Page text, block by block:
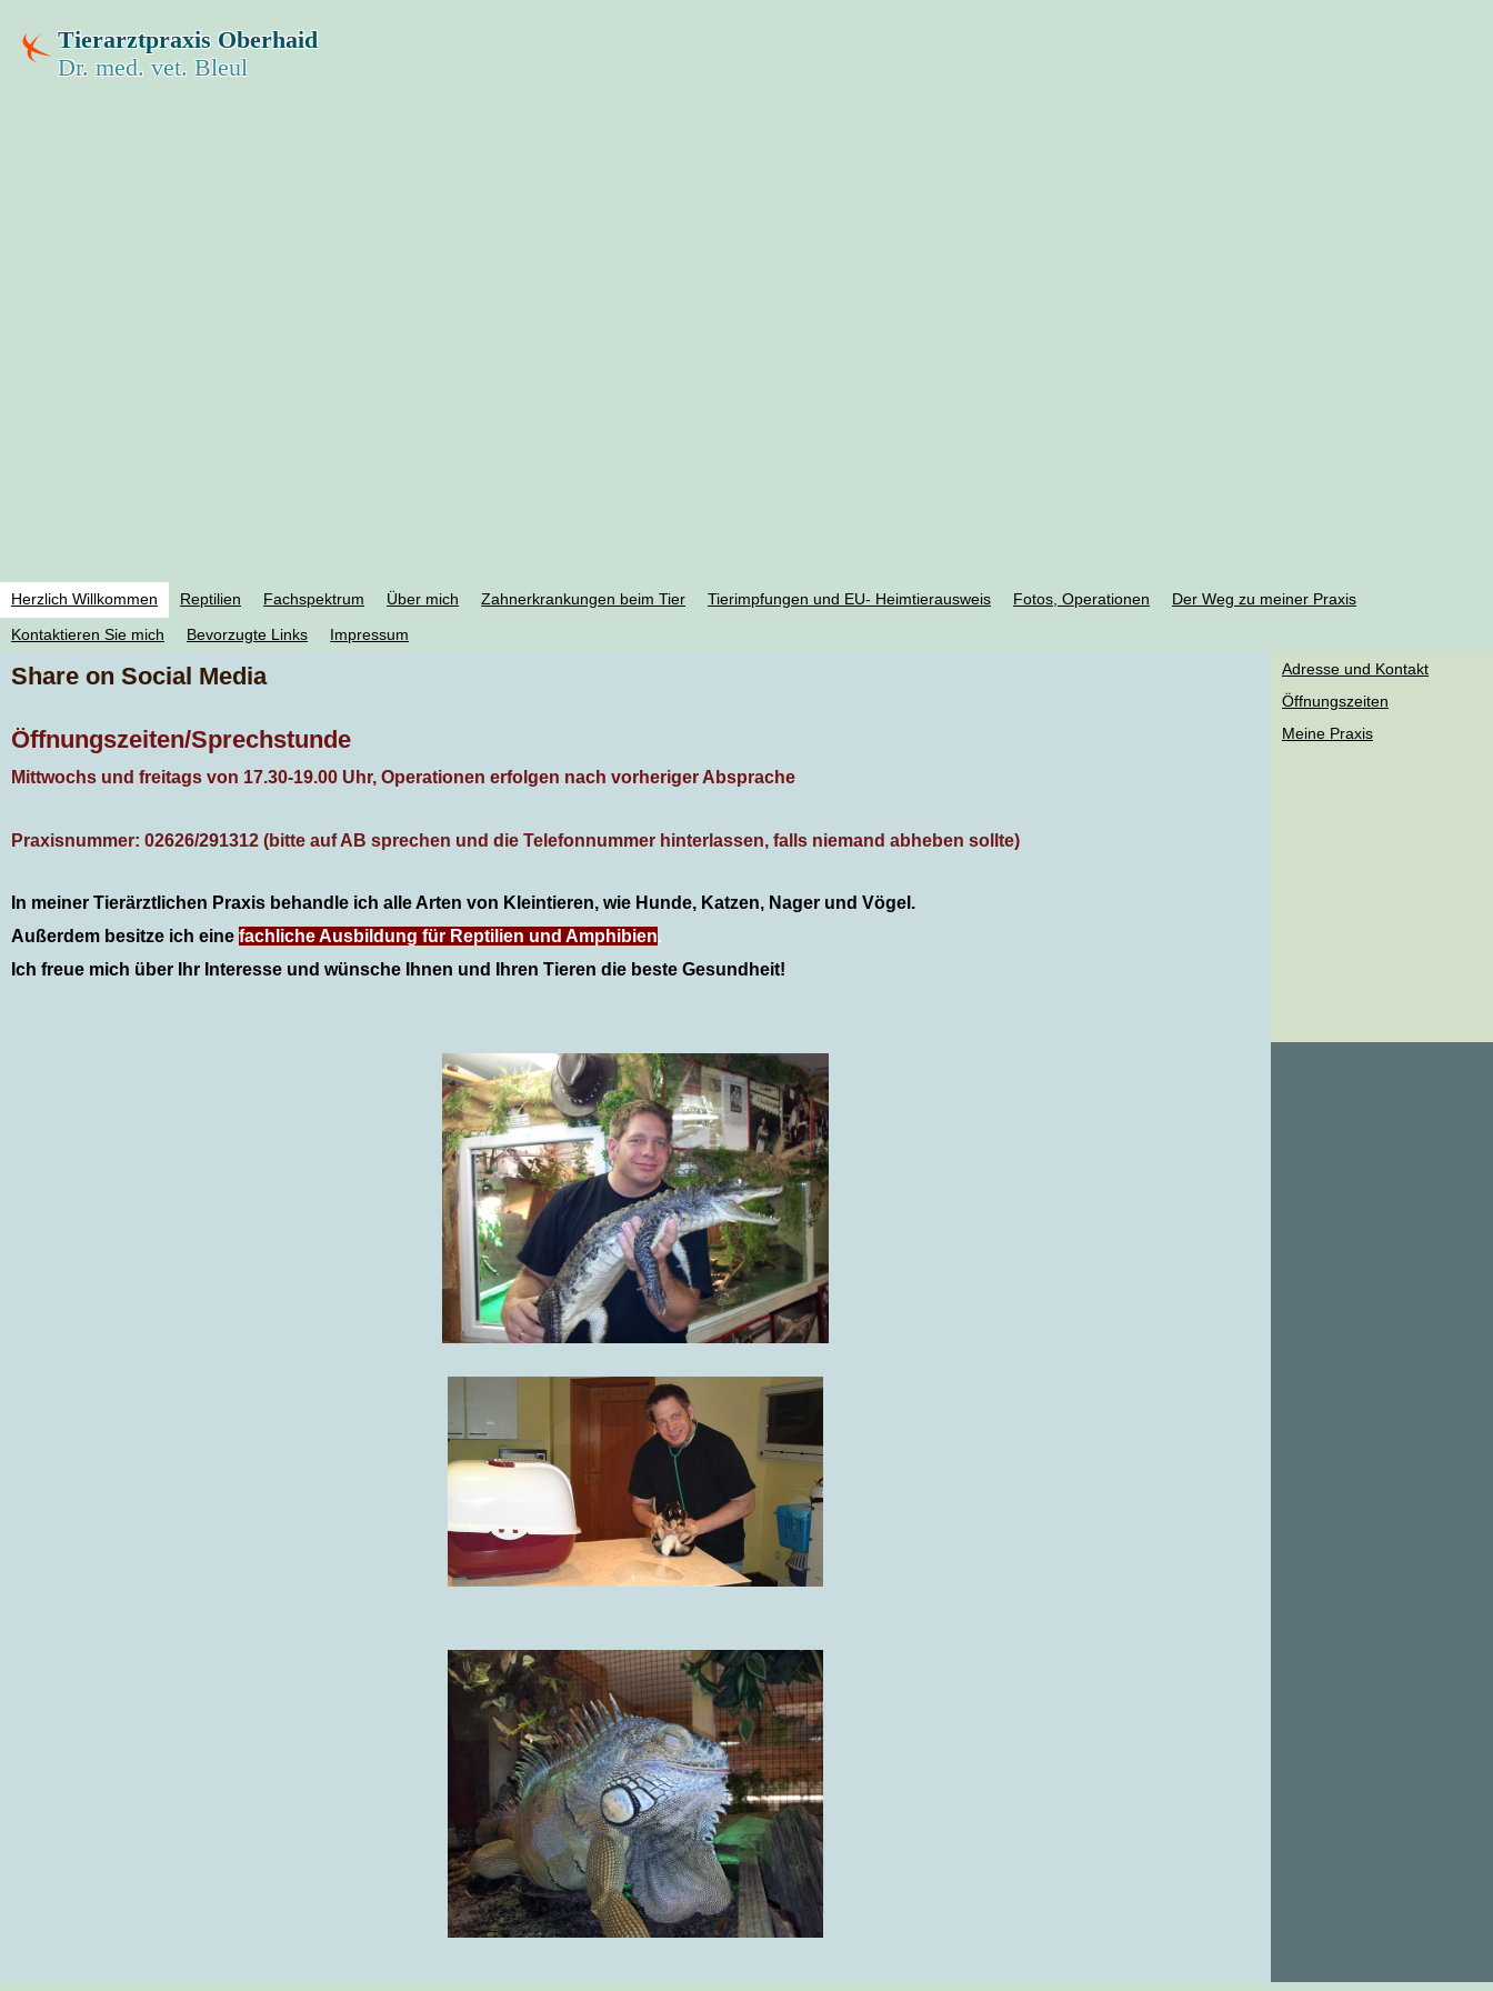
Tierarztpraxis Oberhaid
Dr. med. vet. Bleul
Herzlich Willkommen Reptilien Fachspektrum Über mich Zahnerkrankungen beim Tier Tierimpfungen und EU- Heimtierausweis Fotos, Operationen
Der Weg zu meiner Praxis
Kontaktieren Sie mich
Bevorzugte Links
Impressum
Adresse und Kontakt
Öffnungszeiten
Meine Praxis
Share on Social Media
Öffnungszeiten/Sprechstunde
Mittwochs und freitags von 17.30-19.00 Uhr, Operationen erfolgen nach vorheriger Absprache
Praxisnummer: 02626/291312 (bitte auf AB sprechen und die Telefonnummer hinterlassen, falls niemand abheben sollte)
In meiner Tierärztlichen Praxis behandle ich alle Arten von Kleintieren, wie Hunde, Katzen, Nager und Vögel.
Außerdem besitze ich eine fachliche Ausbildung für Reptilien und Amphibien.
Ich freue mich über Ihr Interesse und wünsche Ihnen und Ihren Tieren die beste Gesundheit!